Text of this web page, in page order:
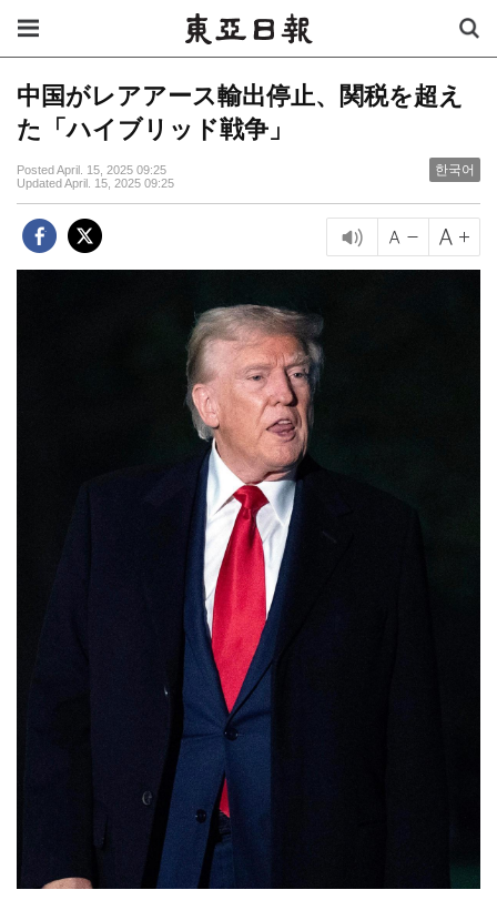
中国がレアアース輸出停止、関税を超え
た「ハイブリッド戦争」
Posted April. 15, 2025 09:25
Updated April. 15, 2025 09:25
한국어